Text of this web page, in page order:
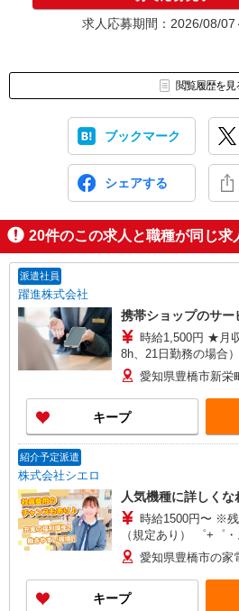
求人応募期間：2026/08/07
閲覧履歴を見
ブックマーク
シェアする
20件のこの求人と職種が同じ求
派遣社員
躍進株式会社
携帯ショップのサー
時給1,500円 ★月収例：25万2,000円（実動
8h、21日勤務の場合）
愛知県豊橋市新栄
キープ
紹介予定派遣
株式会社シエロ
人気機種に詳しくな
時給1500円〜 ※
（規定あり） ゜+゜・。○。・゜+゜・。○。・゜
+゜ 入社祝い金10万円支給(規
頂くと, インセンティブ支給
い・週払い可能（規
+゜・。○。・゜+゜
愛知県豊橋市の家
キープ